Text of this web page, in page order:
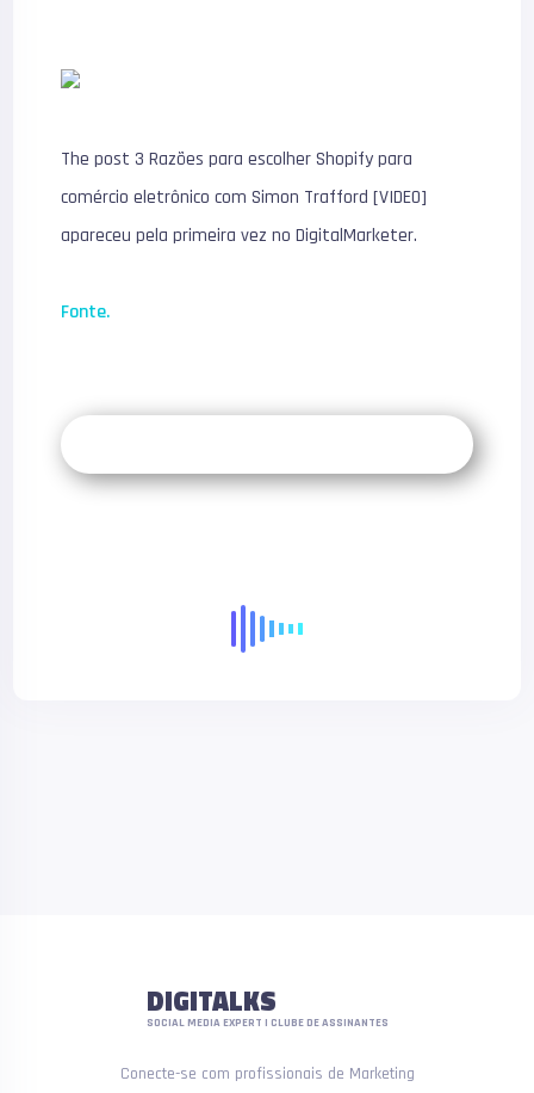
The post 3 Razões para escolher Shopify para
comércio eletrônico com Simon Trafford [VIDEO]
apareceu pela primeira vez no DigitalMarketer.
Fonte.
DIGITALKS
SOCIAL MEDIA EXPERT | CLUBE DE ASSINANTES
Conecte-se com profissionais de Marketing